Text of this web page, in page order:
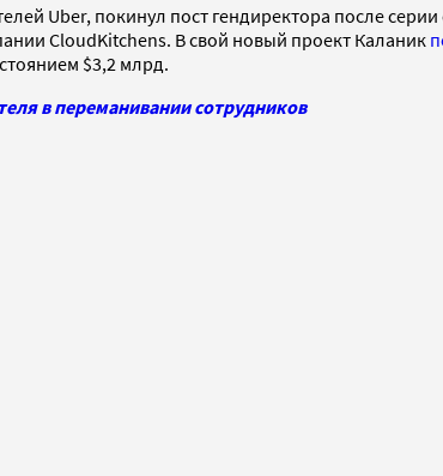
Uber, покинул пост гендиректора после
CloudKitchens. В свой новый проект Каланик
$3,2 млрд.
в переманивании сотрудников